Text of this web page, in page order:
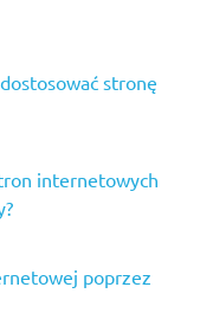
stronę
internetowych
poprzez